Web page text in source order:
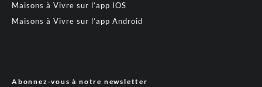
Maisons à Vivre sur l’app IOS
Maisons à Vivre sur l’app Android
Abonnez-vous à notre newsletter